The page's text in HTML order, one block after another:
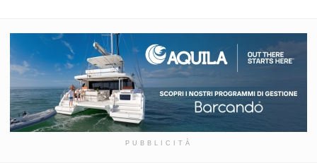
PUBBLICITÀ